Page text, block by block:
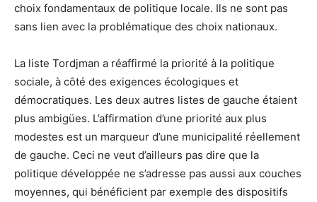
choix fondamentaux de politique locale. Ils ne sont pas
sans lien avec la problématique des choix nationaux.
La liste Tordjman a réaffirmé la priorité à la politique
sociale, à côté des exigences écologiques et
démocratiques. Les deux autres listes de gauche étaient
plus ambigües. L’affirmation d’une priorité aux plus
modestes est un marqueur d’une municipalité réellement
de gauche. Ceci ne veut d’ailleurs pas dire que la
politique développée ne s’adresse pas aussi aux couches
moyennes, qui bénéficient par exemple des dispositifs